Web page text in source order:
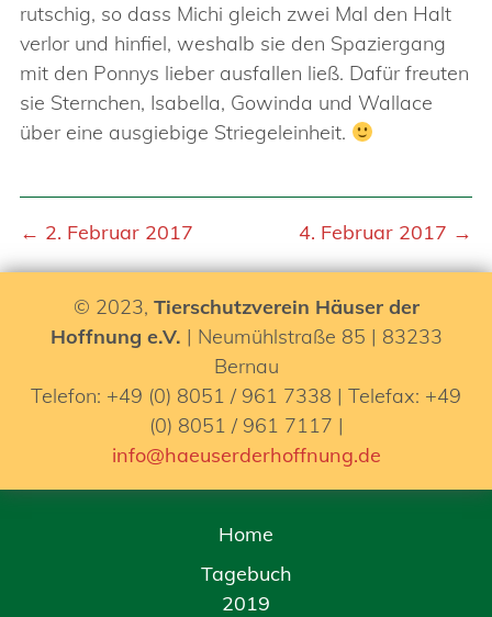
rutschig, so dass Michi gleich zwei Mal den Halt
verlor und hinfiel, weshalb sie den Spaziergang
mit den Ponnys lieber ausfallen ließ. Dafür freuten
sie Sternchen, Isabella, Gowinda und Wallace
über eine ausgiebige Striegeleinheit.
← 2. Februar 2017 4. Februar 2017 →
© 2023, Tierschutzverein Häuser der
Hoffnung e.V. | Neumühlstraße 85 | 83233
Bernau
Telefon: +49 (0) 8051 / 961 7338 | Telefax: +49
(0) 8051 / 961 7117 |
info@haeuserderhoffnung.de
Home
Tagebuch
2019